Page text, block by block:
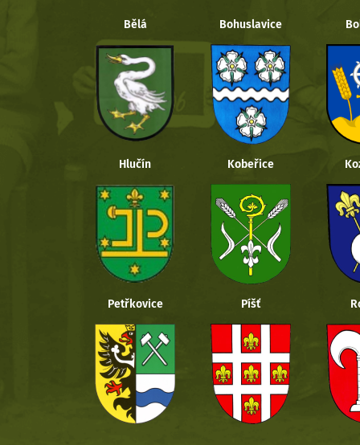
Bělá Bohuslavice
Hlučín Kobeřice
Petřkovice Píšť